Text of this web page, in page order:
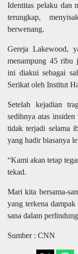
Identitas pelaku dan
terungkap,
berwenang.
Gereja Lakewood,
menampung 45 ribu
ini diakui sebagai
Serikat oleh Institut
Setelah kejadian
sedihnya atas
tidak terjadi selama
yang hadir biasanya
“Kami akan tetap
tekad.
Mari kita bersama-
yang terkena
sana dalam
Sumber : CNN